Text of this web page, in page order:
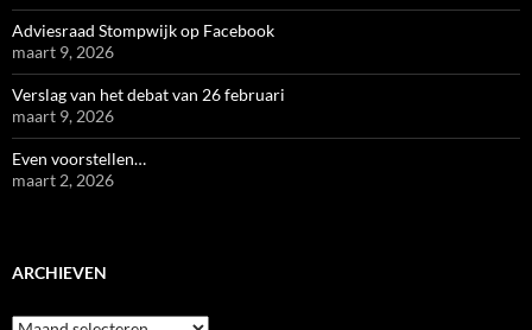
Adviesraad Stompwijk op Facebook
maart 9, 2026
Verslag van het debat van 26 februari
maart 9, 2026
Even voorstellen…
maart 2, 2026
ARCHIEVEN
Archieven